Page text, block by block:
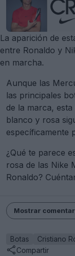
La aparición de
entre Ronaldo y
en marcha.
Aunque las
las principales
de la marca,
blanco y rosa
específicamente
¿Qué te parece
rosa de las Nike
Ronaldo?
Mostrar
Botas Cristiano
Compartir